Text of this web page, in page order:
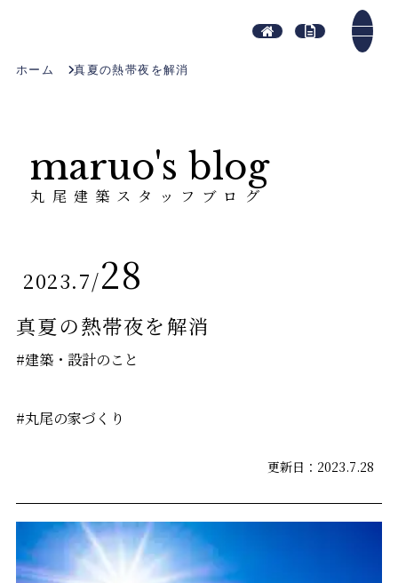
ホーム 真夏の熱帯夜を解消
maruo's blog
丸尾建築スタッフブログ
2023.7/28
真夏の熱帯夜を解消
#建築・設計のこと
#丸尾の家づくり
更新日：2023.7.28